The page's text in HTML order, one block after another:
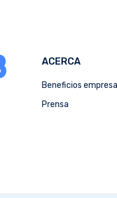
ACERCA
Beneficios
Prensa